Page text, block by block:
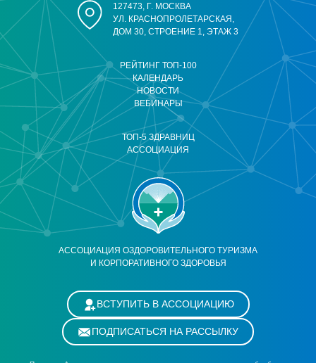
АССОЦИАЦИЯ ОЗДОРОВИТЕЛЬНОГО ТУРИЗМА
И КОРПОРАТИВНОГО ЗДОРОВЬЯ
РЕЙТИНГ ТОП-100
КАЛЕНДАРЬ
НОВОСТИ
ВЕБИНАРЫ
ТОП-5 ЗДРАВНИЦ
АССОЦИАЦИЯ
127473, Г. МОСКВА
УЛ. КРАСНОПРОЛЕТАРСКАЯ,
ДОМ 30, СТРОЕНИЕ 1, ЭТАЖ 3
ВСТУПИТЬ В АССОЦИАЦИЮ
ПОДПИСАТЬСЯ НА РАССЫЛКУ